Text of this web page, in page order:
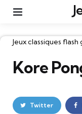
Catégories
Jeux classiques
Kore
Twitter